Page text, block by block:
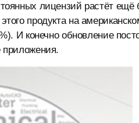
лицензий растёт
продукта на
И конечно обновление
приложения.